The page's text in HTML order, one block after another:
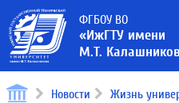
ФГБОУ ВО
«ИжГТУ имени
М.Т.
Новости Жизнь